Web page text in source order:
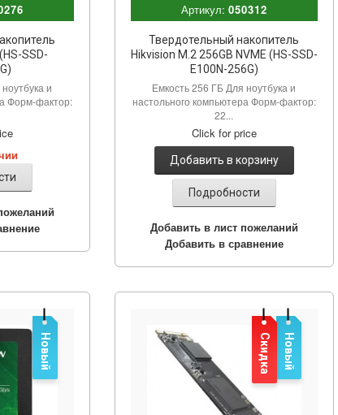
SSD-
и
Форм-фактор:
Артикул: 050312
Твердотельный накопитель
Hikvision M.2 256GB NVME (HS-SSD-
E100N-256G)
Емкость 256 ГБ Для ноутбука и
настольного компьютера Форм-фактор:
22...
Click for price
Добавить в корзину
Подробности
Добавить в лист пожеланий
Добавить в сравнение
Новый Новый
Скидка